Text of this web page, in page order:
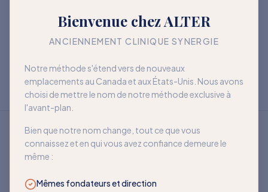
Bienvenue chez ALTER
ANCIENNEMENT CLINIQUE SYNERGIE
Notre méthode s'étend vers de nouveaux
emplacements au Canada et aux États-Unis. Nous avons
choisi de mettre le nom de notre méthode exclusive à
l'avant-plan.
Bien que notre nom change, tout ce que vous
connaissez et en qui vous avez confiance demeure le
même :
Mêmes fondateurs et direction
Objectif : mieux vivre
avec la sensibilité
davantage de liberté